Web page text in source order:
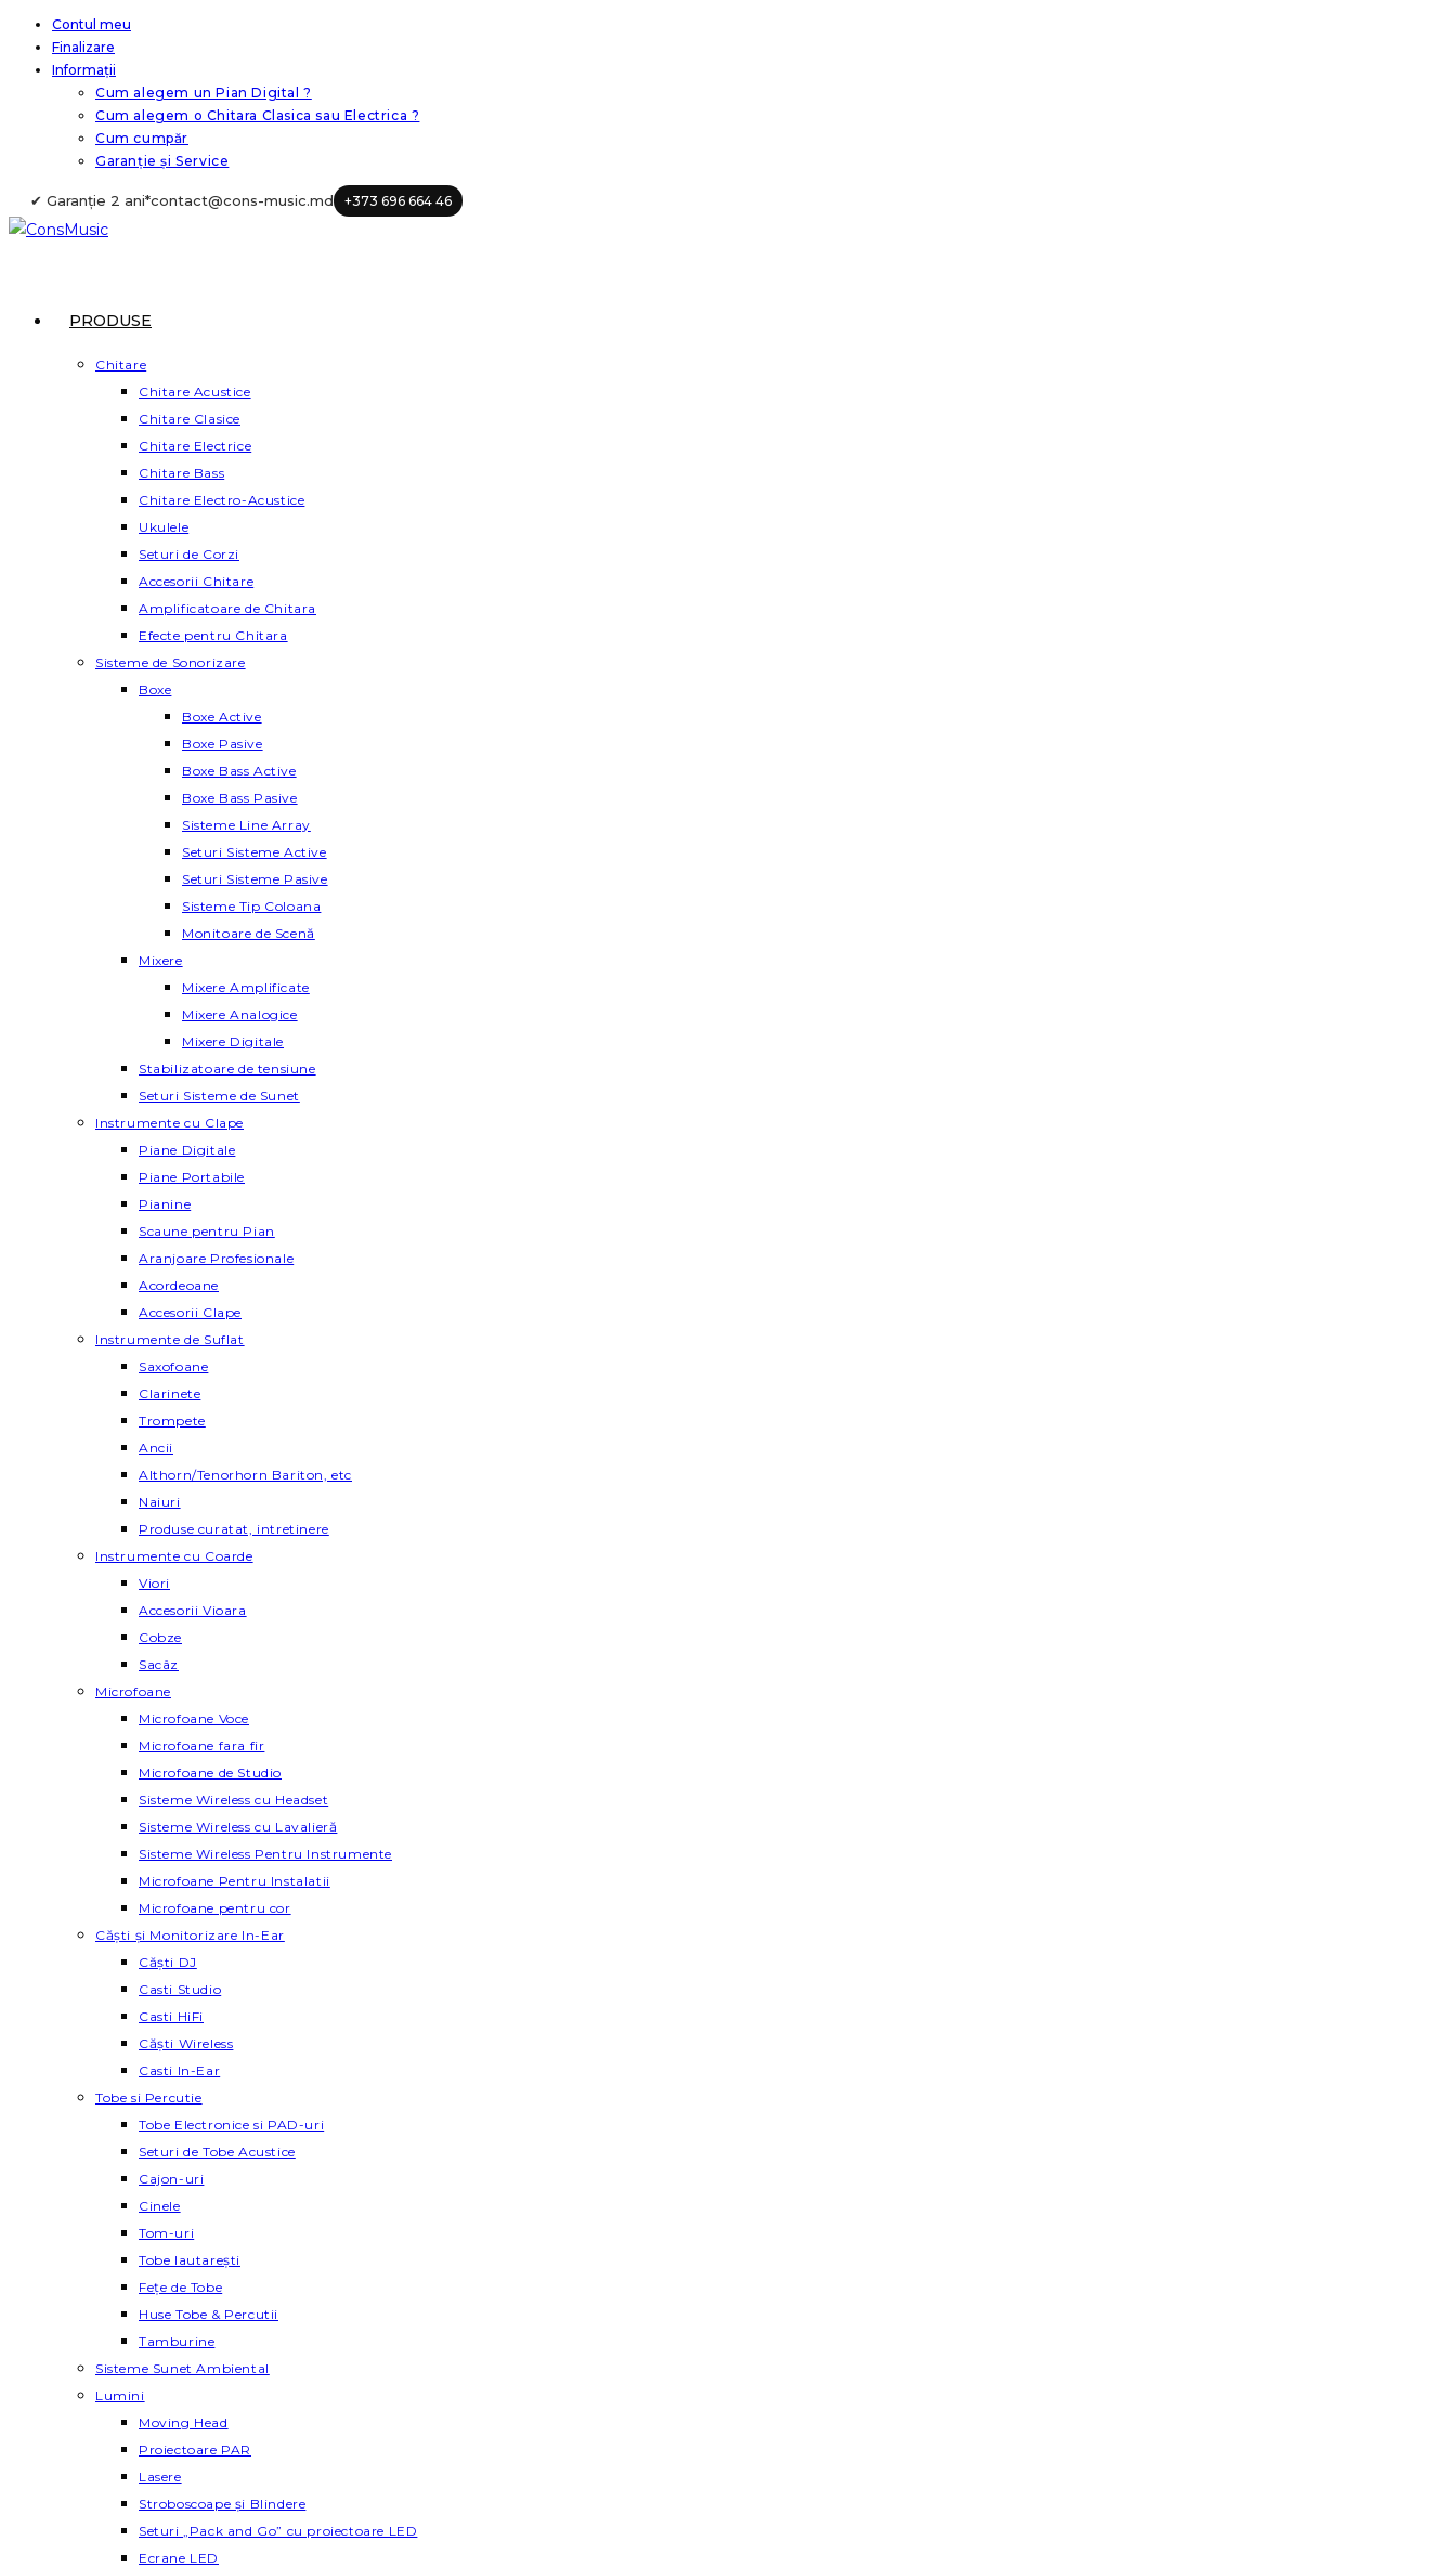
Skip
content
Contul meu
Finalizare
Informații
Cum alegem un Pian Digital ?
Cum alegem o Chitara Clasica sau Electrica ?
Cum cumpăr
Garanție și Service
✔ Garanție 2 ani*contact@cons-music.md +373 696 664 46
PRODUSE
Chitare
Chitare Acustice
Chitare Clasice
Chitare Electrice
Chitare Bass
Chitare Electro-Acustice
Ukulele
Seturi de Corzi
Accesorii Chitare
Amplificatoare de Chitara
Efecte pentru Chitara
Sisteme de Sonorizare
Boxe
Boxe Active
Boxe Pasive
Boxe Bass Active
Boxe Bass Pasive
Sisteme Line Array
Seturi Sisteme Active
Seturi Sisteme Pasive
Sisteme Tip Coloana
Monitoare de Scenă
Mixere
Mixere Amplificate
Mixere Analogice
Mixere Digitale
Stabilizatoare de tensiune
Seturi Sisteme de Sunet
Instrumente cu Clape
Piane Digitale
Piane Portabile
Pianine
Scaune pentru Pian
Aranjoare Profesionale
Acordeoane
Accesorii Clape
Instrumente de Suflat
Saxofoane
Clarinete
Trompete
Ancii
Althorn/Tenorhorn Bariton, etc
Naiuri
Produse curatat, intretinere
Instrumente cu Coarde
Viori
Accesorii Vioara
Cobze
Sacâz
Microfoane
Microfoane Voce
Microfoane fara fir
Microfoane de Studio
Sisteme Wireless cu Headset
Sisteme Wireless cu Lavalieră
Sisteme Wireless Pentru Instrumente
Microfoane Pentru Instalatii
Microfoane pentru cor
Căști și Monitorizare In-Ear
Căști DJ
Casti Studio
Casti HiFi
Căști Wireless
Casti In-Ear
Tobe si Percutie
Tobe Electronice si PAD-uri
Seturi de Tobe Acustice
Cajon-uri
Cinele
Tom-uri
Tobe lautareşti
Fețe de Tobe
Huse Tobe & Percutii
Tamburine
Sisteme Sunet Ambiental
Lumini
Moving Head
Proiectoare PAR
Lasere
Stroboscoape și Blindere
Seturi „Pack and Go” cu proiectoare LED
Ecrane LED